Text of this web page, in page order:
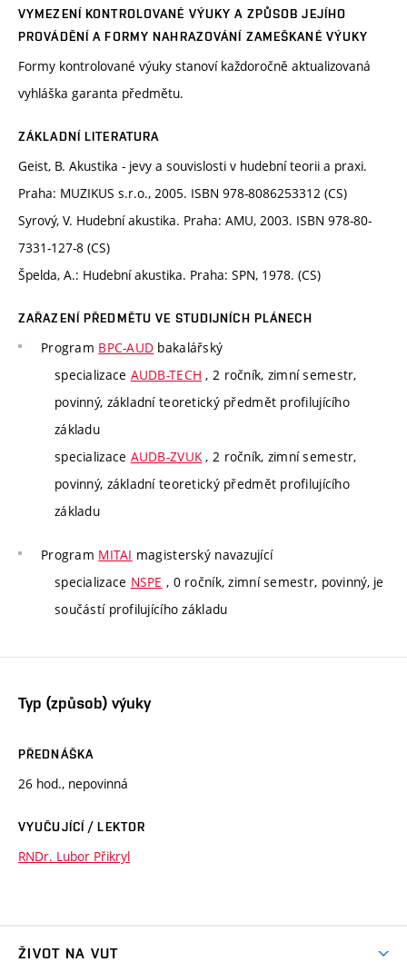
VYMEZENÍ KONTROLOVANÉ VÝUKY A ZPŮSOB JEJÍHO
PROVÁDĚNÍ A FORMY NAHRAZOVÁNÍ ZAMEŠKANÉ VÝUKY
Formy kontrolované výuky stanoví každoročně aktualizovaná
vyhláška garanta předmětu.
ZÁKLADNÍ LITERATURA
Geist, B. Akustika - jevy a souvislosti v hudební teorii a praxi.
Praha: MUZIKUS s.r.o., 2005. ISBN 978-8086253312 (CS)
Syrový, V. Hudební akustika. Praha: AMU, 2003. ISBN 978-80-
7331-127-8 (CS)
Špelda, A.: Hudební akustika. Praha: SPN, 1978. (CS)
ZAŘAZENÍ PŘEDMĚTU VE STUDIJNÍCH PLÁNECH
Program BPC-AUD bakalářský
specializace AUDB-TECH , 2 ročník, zimní semestr,
povinný, základní teoretický předmět profilujícího
základu
specializace AUDB-ZVUK, 2 ročník, zimní semestr,
povinný, základní teoretický předmět profilujícího
základu
Program MITAI magisterský navazující
specializace NSPE , 0 ročník, zimní semestr, povinný, je
součástí profilujícího základu
Typ (způsob) výuky
PŘEDNÁŠKA
26 hod., nepovinná
VYUČUJÍCÍ / LEKTOR
RNDr. Lubor Přikryl
ŽIVOT NA VUT